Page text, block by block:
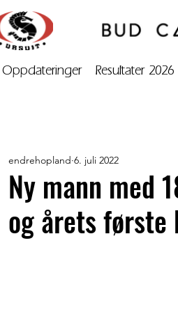
Oppdateringer Resultater 2026
Ny mann med
og årets første
endrehopland 6. juli 2022